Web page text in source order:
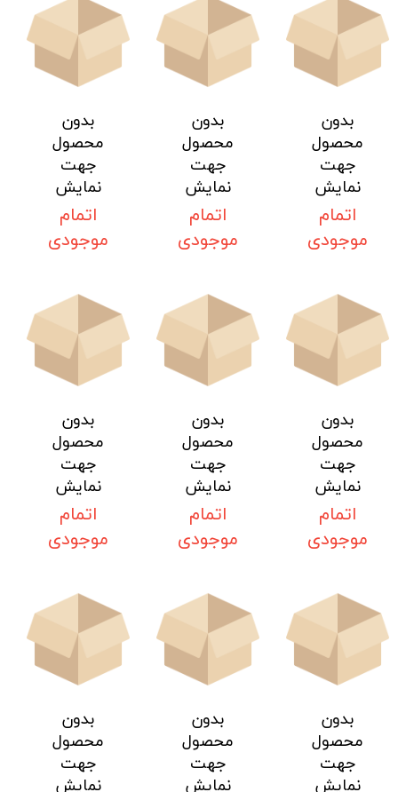
بدون
محصول
جهت
نمایش
اتمام
موجودی
بدون
محصول
جهت
نمایش
اتمام
موجودی
بدون
محصول
جهت
نمایش
اتمام
موجودی
بدون
محصول
جهت
نمایش
اتمام
موجودی
بدون
محصول
جهت
نمایش
اتمام
موجودی
بدون
محصول
جهت
نمایش
اتمام
موجودی
بدون
محصول
جهت
نمایش
بدون
محصول
جهت
نمایش
بدون
محصول
جهت
نمایش